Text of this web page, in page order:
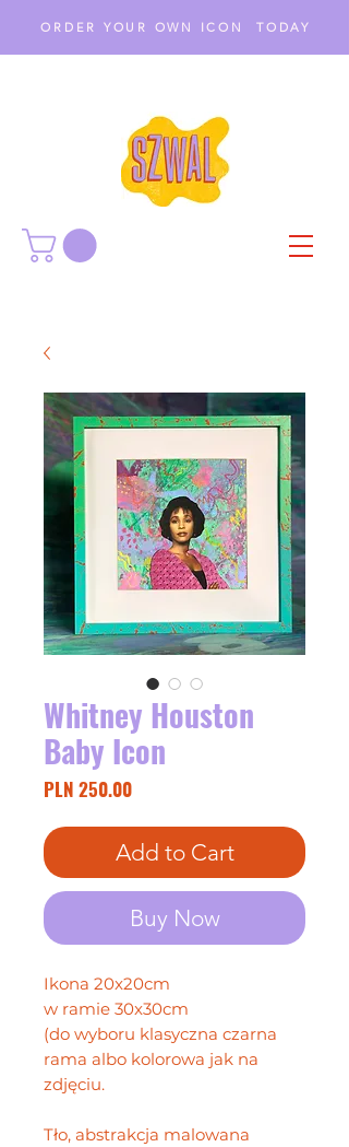
ORDER YOUR OWN ICON TODAY
Whitney Houston
Baby Icon
PLN 250.00Price
Add to Cart
Buy Now
Ikona 20x20cm
w ramie 30x30cm
(do wyboru klasyczna czarna
rama albo kolorowa jak na
zdjęciu.
Tło, abstrakcja malowana